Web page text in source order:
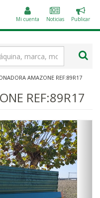
Mi cuenta Noticias
un
Publicar
AMAZONE REF:89R17
REF:89R17